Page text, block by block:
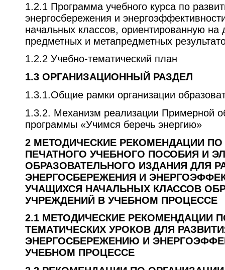
1.2.1 Программа учебного курса по
энергосбережения и
начальных классов, ориентированную на
предметных и метапредметных
1.2.2 Учебно-тематический план
1.3 ОРГАНИЗАЦИОННЫЙ РАЗДЕЛ
1.3.1.Общие рамки организации
1.3.2. Механизм реализации Примерной
программы «Учимся беречь энергию»
2 МЕТОДИЧЕСКИЕ РЕКОМЕНДАЦИИ
ПЕЧАТНОГО УЧЕБНОГО ПОСОБИЯ И
ОБРАЗОВАТЕЛЬНОГО ИЗДАНИЯ ДЛЯ
ЭНЕРГОСБЕРЕЖЕНИЯ И
УЧАЩИХСЯ НАЧАЛЬНЫХ КЛАССОВ
УЧРЕЖДЕНИЙ В УЧЕБНОМ ПРОЦЕССЕ
2.1 МЕТОДИЧЕСКИЕ РЕКОМЕНДАЦИИ
ТЕМАТИЧЕСКИХ УРОКОВ ДЛЯ
ЭНЕРГОСБЕРЕЖЕНИЮ И
УЧЕБНОМ ПРОЦЕССЕ